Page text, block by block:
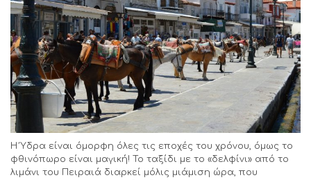
Η Ύδρα είναι όμορφη όλες τις εποχές του χρόνου, όμως το
φθινόπωρο είναι μαγική! Το ταξίδι με το «δελφίνι» από το
λιμάνι του Πειραιά διαρκεί μόλις μιάμιση ώρα, που